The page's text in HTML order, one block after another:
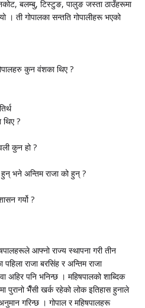
, बलम्बु, टिस्टुङ, पालुङ जस्ता ठाउँहरूमा
। ती गोपालका सन्तति गोपालीहरू भएको
कुन वंशका थिए ?
थिए ?
कुन हो ?
भने अन्तिम राजा को हुन् ?
गर्यो ?
पालहरूले आफ्नो राज्य स्थापना गरी तीन
राजा बरसिंह र अन्तिम राजा
अहिर पनि भनिन्छ । महिषपालको शाब्दिक
पुरानो भैँसीखर्क रहेको लोक इतिहास हुनाले
गरिन्छ । गोपाल र महिषपालहरू